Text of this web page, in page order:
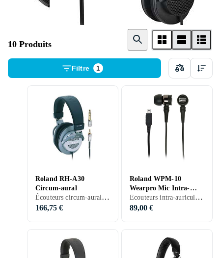
Écouteurs circum -
Ecouteurs intra -
Écouteurs supra
- aural
10 Produits
Filtre 1
Roland RH-A30
Circum-aural
Écouteurs circum-aural, Pliable, Noir, Argent, Gris
166,75 €
Roland WPM-10
Wearpro Mic Intra-
auriculaire
Ecouteurs intra-auriculaires, Noir
89,00 €